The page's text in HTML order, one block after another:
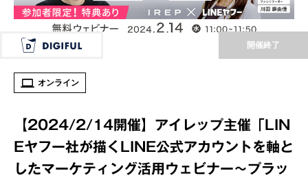
開催終了
オンライン
【2024/2/14開催】アイレップ主催「LIN
Eヤフー社が描くLINE公式アカウントを軸と
したマーケティング活用ウェビナー～プラッ